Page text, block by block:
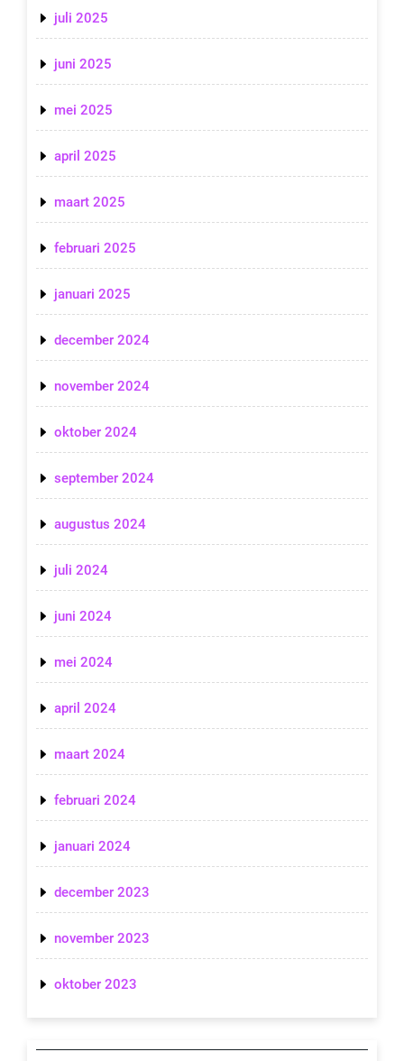
juli 2025
juni 2025
mei 2025
april 2025
maart 2025
februari 2025
januari 2025
december 2024
november 2024
oktober 2024
september 2024
augustus 2024
juli 2024
juni 2024
mei 2024
april 2024
maart 2024
februari 2024
januari 2024
december 2023
november 2023
oktober 2023